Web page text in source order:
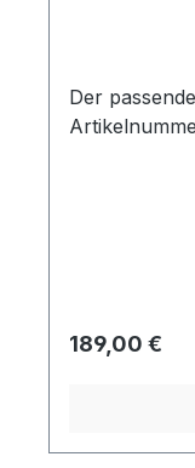
Der
Regulärer
189,00 €